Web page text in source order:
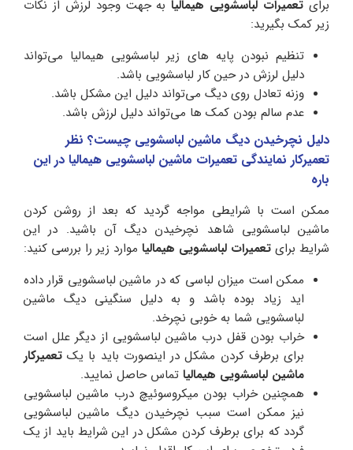
برایتعمیرات لباسشویی هیمالیابه جهت وجود لرزش از نکات
زیر کمک بگیرید:
تنظیم نبودن پایه های زیر لباسشویی هیمالیا می‌تواند
دلیل لرزش در حین کار لباسشویی باشد.
وزنه تعادل روی دیگ می‌تواند دلیل این مشکل باشد.
عدم سالم بودن کمک ها می‌تواند دلیل لرزش باشد.
دلیل نچرخیدن دیگ ماشین لباسشویی چیست؟ نظر
تعمیرکار نمایندگی تعمیرات ماشین لباسشویی هیمالیا در این
باره
ممکن است با شرایطی مواجه گردید که بعد از روشن کردن
ماشین لباسشویی شاهد نچرخیدن دیگ آن باشید. در این
شرایط برای تعمیرات لباسشویی هیمالیا موارد زیر را بررسی کنید:
ممکن است میزان لباسی که در ماشین لباسشویی قرار داده
اید زیاد بوده باشد و به دلیل سنگینی دیگ ماشین
لباسشویی شما به خوبی نچرخد.
خراب بودن قفل درب ماشین لباسشویی از دیگر علل است
برای برطرف کردن مشکل در اینصورت باید با یک تعمیرکار
ماشین لباسشویی هیمالیا تماس حاصل نمایید.
همچنین خراب بودن میکروسوئیچ درب ماشین لباسشویی
نیز ممکن است سبب نچرخیدن دیگ ماشین لباسشویی
گردد که برای برطرف کردن مشکل در این شرایط باید از یک